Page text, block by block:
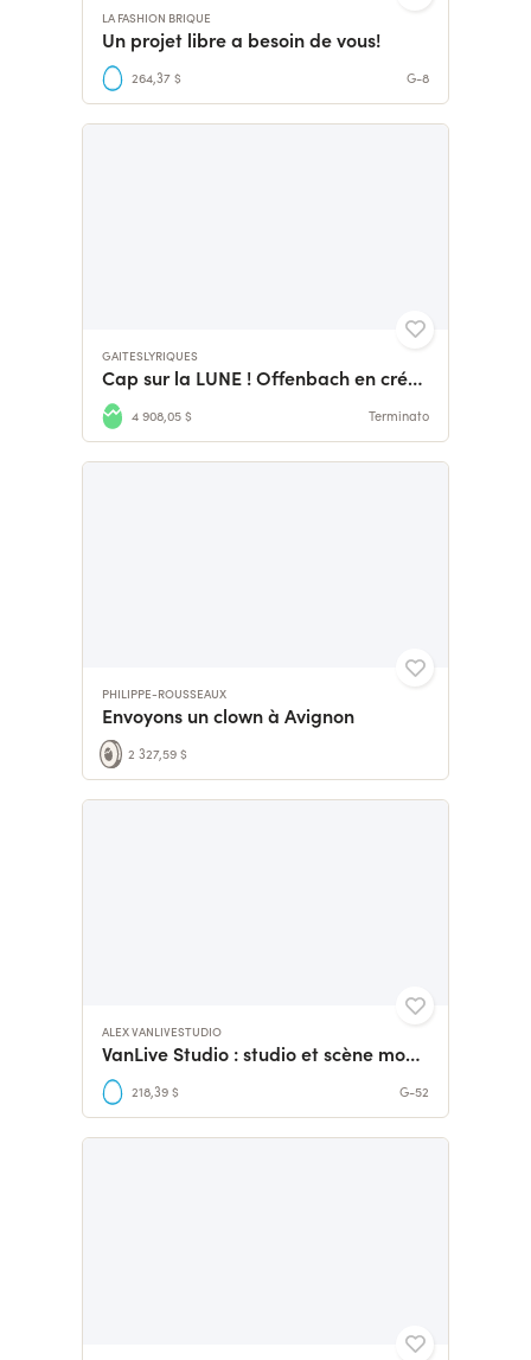
LA FASHION BRIQUE
Un projet libre a besoin de vous!
264,37 $ G-8
GAITESLYRIQUES
Cap sur la LUNE ! Offenbach en création avec Gaîtés Lyriques
4 908,05 $ Terminato
PHILIPPE-ROUSSEAUX
Envoyons un clown à Avignon
2 327,59 $
ALEX VANLIVESTUDIO
VanLive Studio : studio et scène mobile musicale
218,39 $ G-52